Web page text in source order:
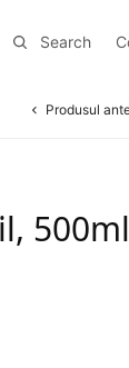
Search
Produsul